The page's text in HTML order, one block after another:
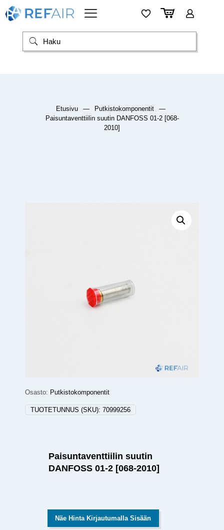
Etusivu — Putkistokomponentit
—
Paisuntaventtiilin suutin DANFOSS 01-2 [068-
2010]
Osasto: Putkistokomponentit
TUOTETUNNUS (SKU): 70999256
Paisuntaventtiilin suutin
DANFOSS 01-2 [068-2010]
Näe Hinta Kirjautumalla Sisään